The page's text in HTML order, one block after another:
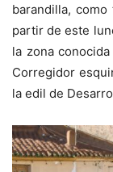
barandilla,
partir de este
la zona
Corregidor
la edil de